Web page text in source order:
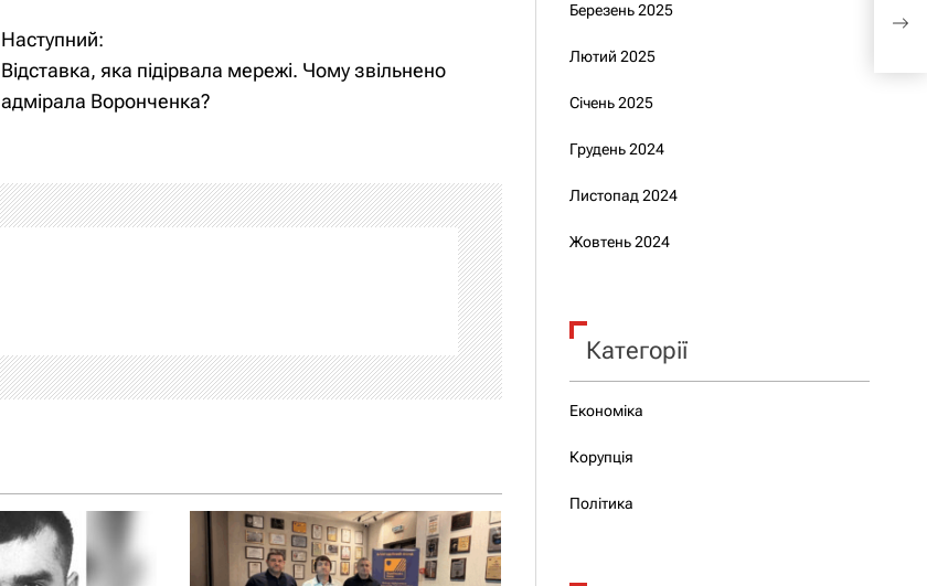
Наступний:
Відставка, яка підірвала мережі. Чому звільнено
адмірала Воронченка?
Березень 2025
Лютий 2025
Січень 2025
Грудень 2024
Листопад 2024
Жовтень 2024
Категорії
Економіка
Корупція
Політика